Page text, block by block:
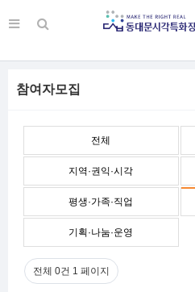
참여자모집
전체
지역·권익·시각
평생·가족·직업
기획·나눔·운영
전체 0건 1 페이지